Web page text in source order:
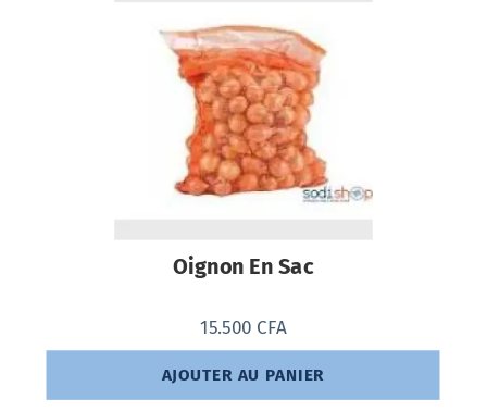
Oignon En Sac
15.500 CFA
AJOUTER AU PANIER